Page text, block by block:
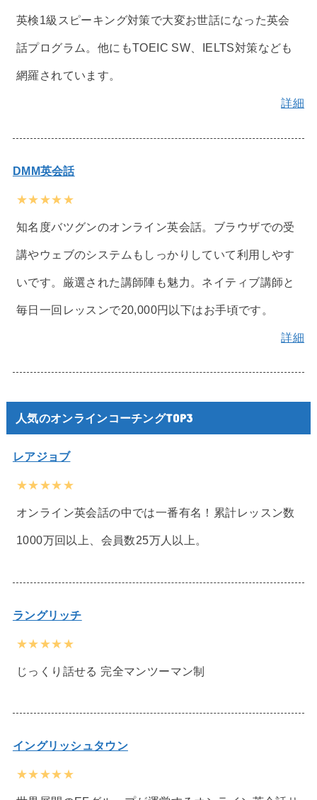
英検1級スピーキング対策で大変お世話になった英会
話プログラム。他にもTOEIC SW、IELTS対策なども
網羅されています。
詳細
DMM英会話
★★★★★
知名度バツグンのオンライン英会話。ブラウザでの受
講やウェブのシステムもしっかりしていて利用しやす
いです。厳選された講師陣も魅力。ネイティブ講師と
毎日一回レッスンで20,000円以下はお手頃です。
詳細
人気のオンラインコーチングTOP3
レアジョブ
★★★★★
オンライン英会話の中では一番有名！累計レッスン数
1000万回以上、会員数25万人以上。
ラングリッチ
★★★★★
じっくり話せる 完全マンツーマン制
イングリッシュタウン
★★★★★